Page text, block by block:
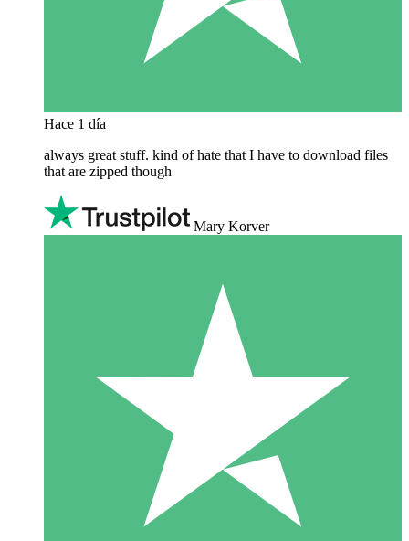
Hace 1 día
always great stuff. kind of hate that I have to download files
that are zipped though
Mary Korver